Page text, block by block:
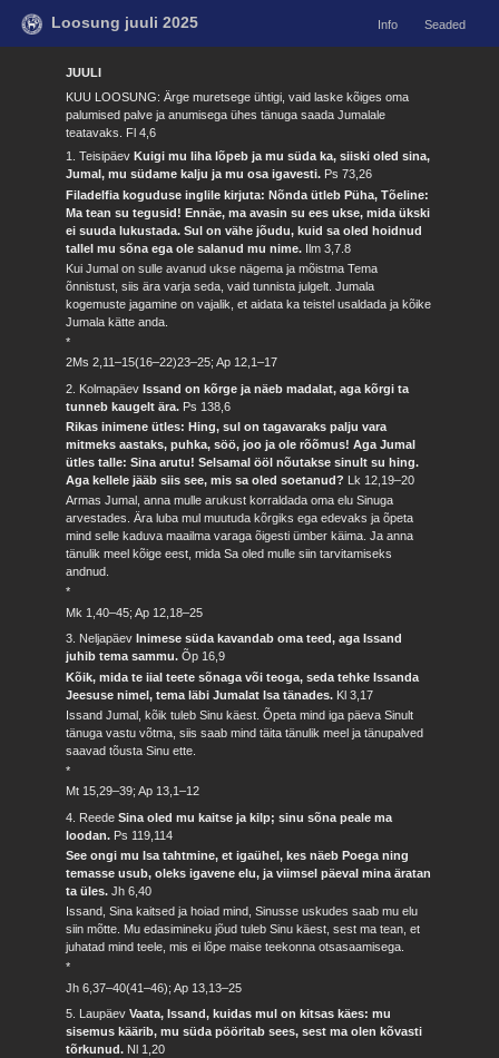
Loosung juuli 2025 Info Seaded
JUULI
KUU LOOSUNG: Ärge muretsege ühtigi, vaid laske kõiges oma
palumised palve ja anumisega ühes tänuga saada Jumalale
teatavaks. Fl 4,6
1. Teisipäev Kuigi mu liha lõpeb ja mu süda ka, siiski oled sina,
Jumal, mu südame kalju ja mu osa igavesti. Ps 73,26
Filadelfia koguduse inglile kirjuta: Nõnda ütleb Püha, Tõeline:
Ma tean su tegusid! Ennäe, ma avasin su ees ukse, mida ükski
ei suuda lukustada. Sul on vähe jõudu, kuid sa oled hoidnud
tallel mu sõna ega ole salanud mu nime. Ilm 3,7.8
Kui Jumal on sulle avanud ukse nägema ja mõistma Tema
õnnistust, siis ära varja seda, vaid tunnista julgelt. Jumala
kogemuste jagamine on vajalik, et aidata ka teistel usaldada ja kõike
Jumala kätte anda.
*
2Ms 2,11–15(16–22)23–25; Ap 12,1–17
2. KolmapäevIssand on kõrge ja näeb madalat, aga kõrgi ta
tunneb kaugelt ära. Ps 138,6
Rikas inimene ütles: Hing, sul on tagavaraks palju vara
mitmeks aastaks, puhka, söö, joo ja ole rõõmus! Aga Jumal
ütles talle: Sina arutu! Selsamal ööl nõutakse sinult su hing.
Aga kellele jääb siis see, mis sa oled soetanud? Lk 12,19–20
Armas Jumal, anna mulle arukust korraldada oma elu Sinuga
arvestades. Ära luba mul muutuda kõrgiks ega edevaks ja õpeta
mind selle kaduva maailma varaga õigesti ümber käima. Ja anna
tänulik meel kõige eest, mida Sa oled mulle siin tarvitamiseks
andnud.
*
Mk 1,40–45; Ap 12,18–25
3. Neljapäev Inimese süda kavandab oma teed, aga Issand
juhib tema sammu.Õp 16,9
Kõik, mida te iial teete sõnaga või teoga, seda tehke Issanda
Jeesuse nimel, tema läbi Jumalat Isa tänades. Kl 3,17
Issand Jumal, kõik tuleb Sinu käest. Õpeta mind iga päeva Sinult
tänuga vastu võtma, siis saab mind täita tänulik meel ja tänupalved
saavad tõusta Sinu ette.
*
Mt 15,29–39; Ap 13,1–12
4. ReedeSina oled mu kaitse ja kilp; sinu sõna peale ma
loodan. Ps 119,114
See ongi mu Isa tahtmine, et igaühel, kes näeb Poega ning
temasse usub, oleks igavene elu, ja viimsel päeval mina äratan
ta üles.Jh 6,40
Issand, Sina kaitsed ja hoiad mind, Sinusse uskudes saab mu elu
siin mõtte. Mu edasimineku jõud tuleb Sinu käest, sest ma tean, et
juhatad mind teele, mis ei lõpe maise teekonna otsasaamisega.
*
Jh 6,37–40(41–46); Ap 13,13–25
5. LaupäevVaata, Issand, kuidas mul on kitsas käes: mu
sisemus käärib, mu süda pööritab sees, sest ma olen kõvasti
tõrkunud. Nl 1,20